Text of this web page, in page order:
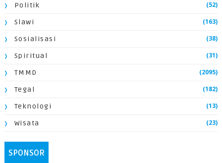
Politik (52)
Slawi (163)
Sosialisasi (38)
Spiritual (31)
TMMD (2095)
Tegal (182)
Teknologi (13)
Wisata (23)
SPONSOR